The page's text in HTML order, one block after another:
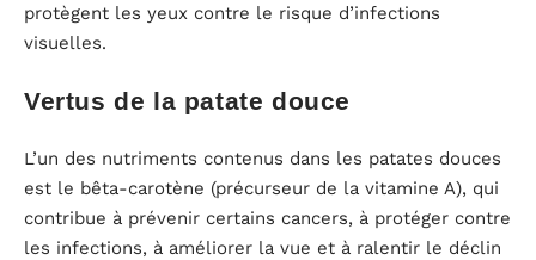
protègent les yeux contre le risque d’infections
visuelles.
Vertus de la patate douce
L’un des nutriments contenus dans les patates douces
est le bêta-carotène (précurseur de la vitamine A), qui
contribue à prévenir certains cancers, à protéger contre
les infections, à améliorer la vue et à ralentir le déclin